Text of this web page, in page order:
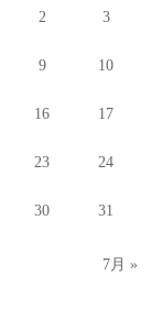
2 3
9 10
16 17
23 24
30 31
7月 »